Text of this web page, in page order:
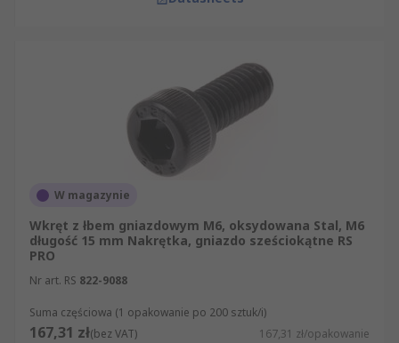
W magazynie
Wkręt z łbem gniazdowym M6, oksydowana Stal, M6
długość 15 mm Nakrętka, gniazdo sześciokątne RS
PRO
Nr art. RS 822-9088
Suma częściowa (1 opakowanie po 200 sztuk/i)
167,31 zł(bez VAT) 167,31 zł/opakowanie